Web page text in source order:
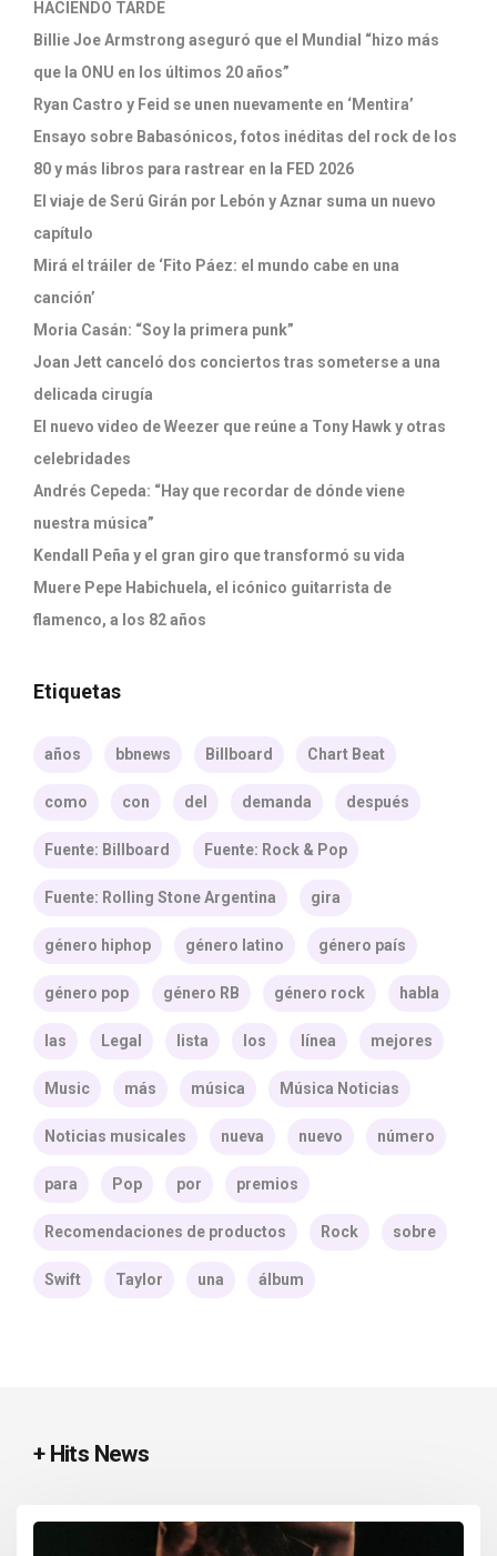
HACIENDO TARDE
Billie Joe Armstrong aseguró que el Mundial “hizo más
que la ONU en los últimos 20 años”
Ryan Castro y Feid se unen nuevamente en ‘Mentira’
Ensayo sobre Babasónicos, fotos inéditas del rock de los
80 y más libros para rastrear en la FED 2026
El viaje de Serú Girán por Lebón y Aznar suma un nuevo
capítulo
Mirá el tráiler de ‘Fito Páez: el mundo cabe en una
canción’
Moria Casán: “Soy la primera punk”
Joan Jett canceló dos conciertos tras someterse a una
delicada cirugía
El nuevo video de Weezer que reúne a Tony Hawk y otras
celebridades
Andrés Cepeda: “Hay que recordar de dónde viene
nuestra música”
Kendall Peña y el gran giro que transformó su vida
Muere Pepe Habichuela, el icónico guitarrista de
flamenco, a los 82 años
Etiquetas
años bbnews Billboard Chart Beat
como con del demanda después
Fuente: Billboard Fuente: Rock & Pop
Fuente: Rolling Stone Argentina gira
género hiphop género latino género país
género pop género RB género rock habla
las Legal lista los línea mejores
Music más música Música Noticias
Noticias musicales nueva nuevo número
para Pop por premios
Recomendaciones de productos Rock sobre
Swift Taylor una álbum
+ Hits News